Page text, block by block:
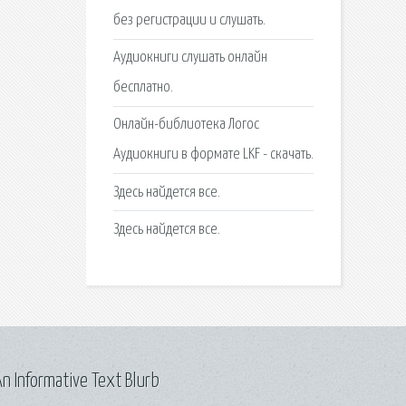
без регистрации и слушать.
Аудиокниги слушать онлайн
бесплатно.
Онлайн-библиотека Логос
Аудиокниги в формате LKF - скачать.
Здесь найдется все.
Здесь найдется все.
Informative Text Blurb